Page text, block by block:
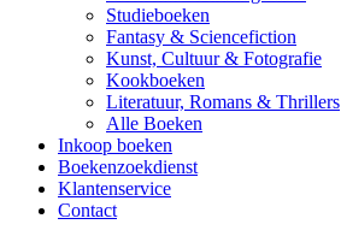
Studieboeken
Fantasy & Sciencefiction
Kunst, Cultuur & Fotografie
Kookboeken
Literatuur, Romans & Thrillers
Alle Boeken
Inkoop boeken
Boekenzoekdienst
Klantenservice
Contact